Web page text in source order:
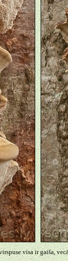
visa ir gaiša,